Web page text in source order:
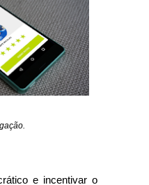
e incentivar o